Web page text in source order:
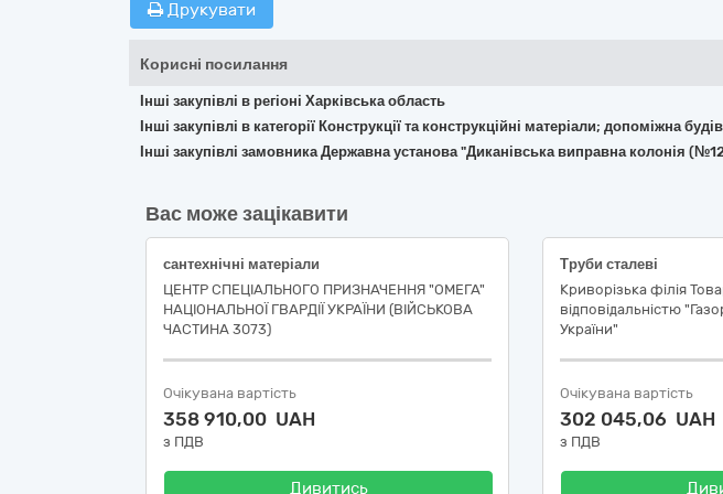
Друкувати
Корисні посилання
Інші закупівлі в регіоні Харківська область
Інші закупівлі в категорії Конструкції та конструкційні матеріали; допоміжна
Інші закупівлі замовника Державна установа "Диканівська виправна колонія
Вас може зацікавити
сантехнічні матеріали
ЦЕНТР СПЕЦІАЛЬНОГО ПРИЗНАЧЕННЯ "ОМЕГА"
НАЦІОНАЛЬНОЇ ГВАРДІЇ УКРАЇНИ (ВІЙСЬКОВА
ЧАСТИНА 3073)
Очікувана вартість
358 910,00 UAH
з ПДВ
Дивитись
Труби сталеві
Криворізька філія
відповідальністю
України"
Очікувана вартість
302 045,06 UAH
з ПДВ